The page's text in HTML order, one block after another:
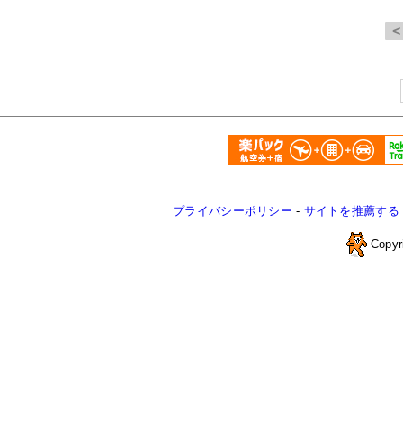
プライバシーポリシー - サイトを推薦する